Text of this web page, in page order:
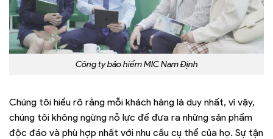
Công ty bảo hiểm MIC Nam Định
Chúng tôi hiểu rõ rằng mỗi khách hàng là duy nhất, vì vậy,
chúng tôi không ngừng nỗ lực để đưa ra những sản phẩm
độc đáo và phù hợp nhất với nhu cầu cụ thể của họ. Sự tận